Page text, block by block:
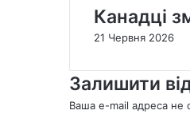
Канадці
21 Червня 2026
Залишити
Ваша e-mail адреса не